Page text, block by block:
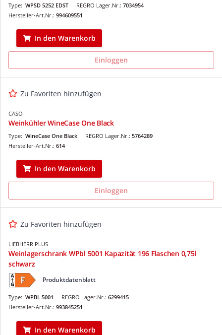
REGRO Lager.Nr.: 7034954
Type: WPSD 5252 EDST
Hersteller-Art.Nr.: 994609551
In den Warenkorb
Einloggen
Zu Favoriten hinzufügen
CASO
Weinkühler WineCase One Black
REGRO Lager.Nr.: 5764289
Type: WineCase One Black
Hersteller-Art.Nr.: 614
In den Warenkorb
Einloggen
Zu Favoriten hinzufügen
LIEBHERR PLUS
Weinlagerschrank WPbl 5001 Kapazität 196 Flaschen 0,75l
schwarz
Produktdatenblatt
REGRO Lager.Nr.: 6299415
Type: WPBL 5001
Hersteller-Art.Nr.: 993845251
In den Warenkorb